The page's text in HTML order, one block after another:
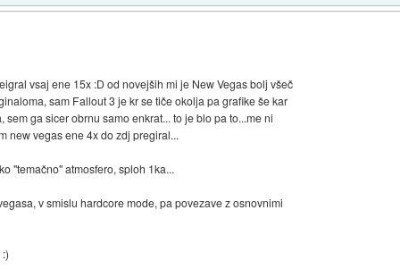
vsaj ene 15x :D od novejših mi je New Vegas bolj všeč
sam Fallout 3 je kr se tiče okolja pa grafike še kar
ga sicer obrnu samo enkrat... to je blo pa to...me ni
new vegas ene 4x do zdj pregiral...
"temačno" atmosfero, sploh 1ka...
v smislu hardcore mode, pa povezave z osnovnimi